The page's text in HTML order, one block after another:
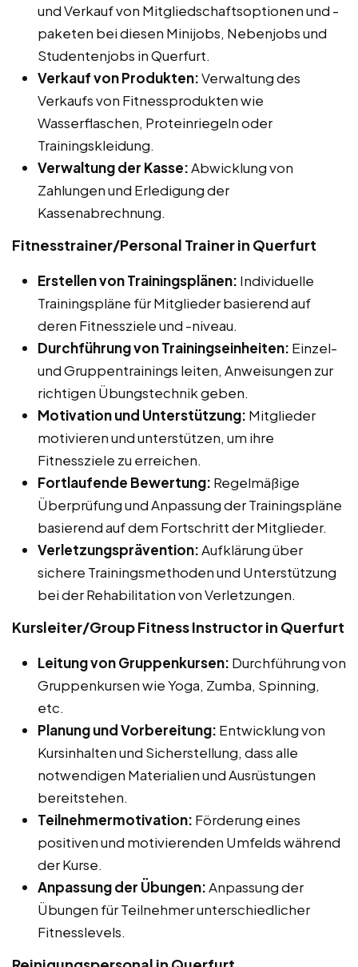
und Verkauf von Mitgliedschaftsoptionen und -
paketen bei diesen Minijobs, Nebenjobs und
Studentenjobs in Querfurt.
Verkauf von Produkten:Verwaltung des
Verkaufs von Fitnessprodukten wie
Wasserflaschen, Proteinriegeln oder
Trainingskleidung.
Verwaltung der Kasse:Abwicklung von
Zahlungen und Erledigung der
Kassenabrechnung.
Fitnesstrainer/Personal Trainer in Querfurt
Erstellen von Trainingsplänen: Individuelle
Trainingspläne für Mitglieder basierend auf
deren Fitnessziele und -niveau.
Durchführung von Trainingseinheiten: Einzel-
und Gruppentrainings leiten, Anweisungen zur
richtigen Übungstechnik geben.
Motivation und Unterstützung: Mitglieder
motivieren und unterstützen, um ihre
Fitnessziele zu erreichen.
Fortlaufende Bewertung: Regelmäßige
Überprüfung und Anpassung der Trainingspläne
basierend auf dem Fortschritt der Mitglieder.
Verletzungsprävention:Aufklärung über
sichere Trainingsmethoden und Unterstützung
bei der Rehabilitation von Verletzungen.
Kursleiter/Group Fitness Instructor in Querfurt
Leitung von Gruppenkursen: Durchführung von
Gruppenkursen wie Yoga, Zumba, Spinning,
etc.
Planung und Vorbereitung: Entwicklung von
Kursinhalten und Sicherstellung, dass alle
notwendigen Materialien und Ausrüstungen
bereitstehen.
Teilnehmermotivation: Förderung eines
positiven und motivierenden Umfelds während
der Kurse.
Anpassung der Übungen:Anpassung der
Übungen für Teilnehmer unterschiedlicher
Fitnesslevels.